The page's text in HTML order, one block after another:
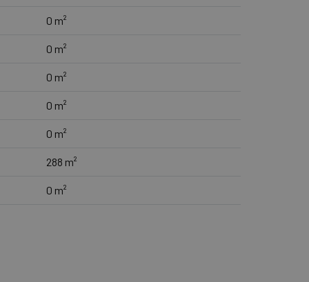
0 m²
0 m²
0 m²
0 m²
0 m²
288 m²
0 m²